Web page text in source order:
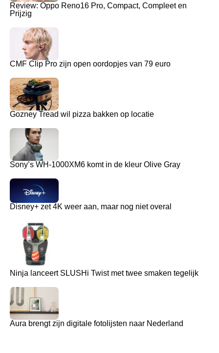
Review: Oppo Reno16 Pro, Compact, Compleet en
Prijzig
CMF Clip Pro zijn open oordopjes van 79 euro
Gozney Tread wil pizza bakken op locatie
Sony’s WH-1000XM6 komt in de kleur Olive Gray
Disney+ zet 4K weer aan, maar nog niet overal
Ninja lanceert SLUSHi Twist met twee smaken tegelijk
Aura brengt zijn digitale fotolijsten naar Nederland